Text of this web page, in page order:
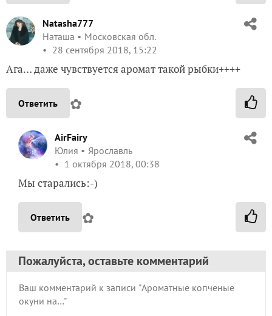
Natasha777
Наташа
Московская обл.
28 сентября 2018, 15:22
Ага… даже чувствуется аромат такой рыбки++++
Ответить ✿
AirFairy
Юлия
Ярославль
1 октября 2018, 00:38
Мы старались:-)
Ответить ✿
Пожалуйста, оставьте комментарий